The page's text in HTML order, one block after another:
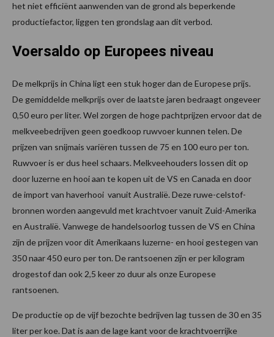
het niet efficiënt aanwenden van de grond als beperkende
productiefactor, liggen ten grondslag aan dit verbod.
Voersaldo op Europees niveau
De melkprijs in China ligt een stuk hoger dan de Europese prijs.
De gemiddelde melkprijs over de laatste jaren bedraagt ongeveer
0,50 euro per liter. Wel zorgen de hoge pachtprijzen ervoor dat de
melkveebedrijven geen goedkoop ruwvoer kunnen telen. De
prijzen van snijmais variëren tussen de 75 en 100 euro per ton.
Ruwvoer is er dus heel schaars. Melkveehouders lossen dit op
door luzerne en hooi aan te kopen uit de VS en Canada en door
de import van haverhooi vanuit Australië. Deze ruwe-celstof-
bronnen worden aangevuld met krachtvoer vanuit Zuid-Amerika
en Australië. Vanwege de handelsoorlog tussen de VS en China
zijn de prijzen voor dit Amerikaans luzerne- en hooi gestegen van
350 naar 450 euro per ton. De rantsoenen zijn er per kilogram
drogestof dan ook 2,5 keer zo duur als onze Europese
rantsoenen.
De productie op de vijf bezochte bedrijven lag tussen de 30 en 35
liter per koe. Dat is aan de lage kant voor de krachtvoerrijke